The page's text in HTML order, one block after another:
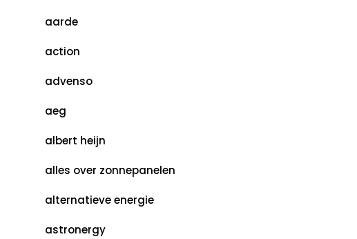
aarde
action
advenso
aeg
albert heijn
alles over zonnepanelen
alternatieve energie
astronergy